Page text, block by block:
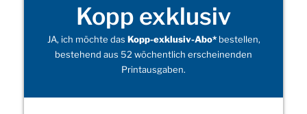
Kopp exklusiv
JA, ich möchte das Kopp-exklusiv-Abo*bestellen,
bestehend aus 52 wöchentlich erscheinenden
Printausgaben.